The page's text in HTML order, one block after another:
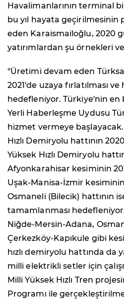
Havalimanlarının terminal
bu yıl hayata geçirilmesinin
eden Karaismailoğlu, 2020
yatırımlardan şu örnekleri
"Üretimi devam eden
2021'de uzaya fırlatılması ve
hedefleniyor. Türkiye'nin en
Yerli Haberleşme Uydusu
hizmet vermeye
Hızlı Demiryolu hattının
Yüksek Hızlı Demiryolu
Afyonkarahisar kesiminin
Uşak-Manisa-İzmir
Osmaneli (Bilecik) hattının
tamamlanması
Niğde-Mersin-Adana,
Çerkezköy-Kapıkule gibi
hızlı demiryolu hattında da
milli elektrikli setler için
Milli Yüksek Hızlı Tren
Programı ile